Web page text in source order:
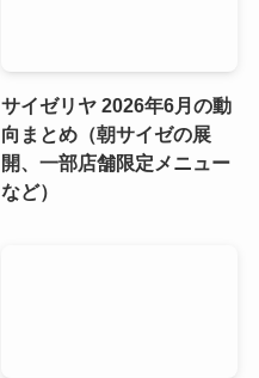
サイゼリヤ 2026年6月の動
向まとめ（朝サイゼの展
開、一部店舗限定メニュー
など）